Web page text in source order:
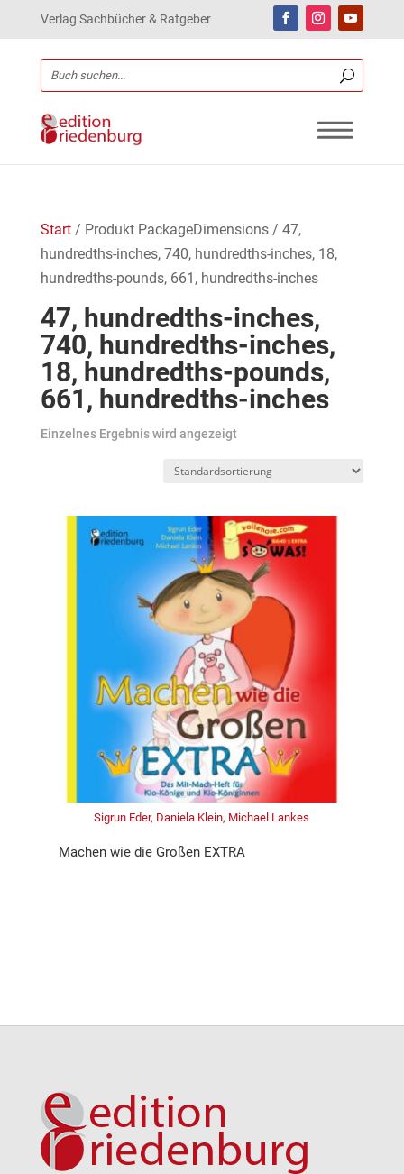
Verlag Sachbücher & Ratgeber
Start/ Produkt PackageDimensions / 47,
hundredths-inches, 740, hundredths-inches, 18,
hundredths-pounds, 661, hundredths-inches
47, hundredths-inches,
740, hundredths-inches,
18, hundredths-pounds,
661, hundredths-inches
Einzelnes Ergebnis wird angezeigt
Sigrun Eder, Daniela Klein, Michael Lankes
Machen wie die Großen EXTRA